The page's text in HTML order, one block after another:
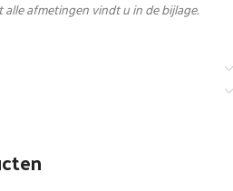
afmetingen vindt u in de bijlage.